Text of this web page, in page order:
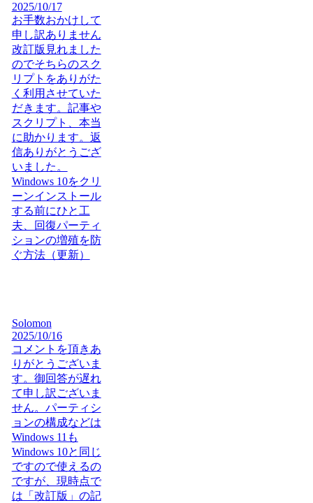
2025/10/17
お手数おかけして
申し訳ありません
改訂版見れました
のでそちらのスク
リプトをありがた
く利用させていた
だきます。記事や
スクリプト、本当
に助かります。返
信ありがとうござ
いました。
Windows 10をクリ
ーンインストール
する前にひと工
夫、回復パーティ
ションの増殖を防
ぐ方法（更新）
Solomon
2025/10/16
コメントを頂きあ
りがとうございま
す。御回答が遅れ
て申し訳ございま
せん。パーティシ
ョンの構成などは
Windows 11も
Windows 10と同じ
ですので使えるの
ですが、現時点で
は「改訂版」の記